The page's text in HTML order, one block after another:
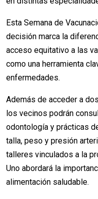
Esta Semana de
decisión marca la
acceso equitativo a las
como una herramienta
enfermedades.
Además de acceder a
los vecinos podrán
odontología y prácticas
talla, peso y presión
talleres vinculados a la
Uno abordará la
alimentación saludable.